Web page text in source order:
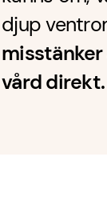
djup
vård direkt.